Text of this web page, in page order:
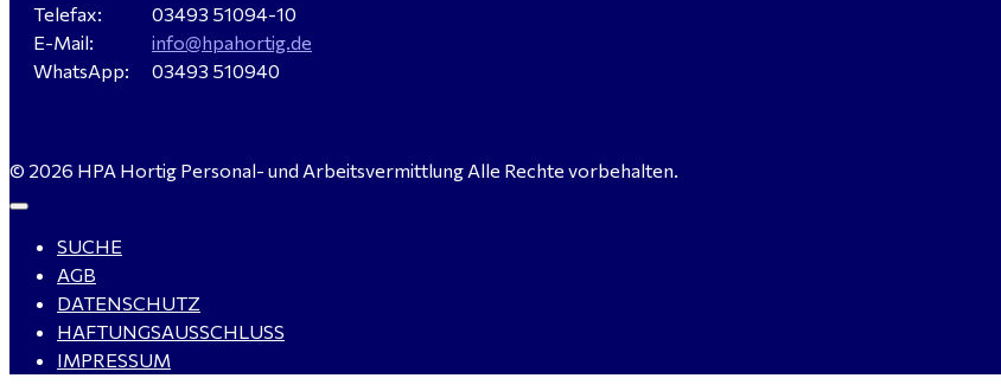
Telefax:
E-Mail:
WhatsApp:
03493 51094-10
info@hpahortig.de
03493 510940
© 2026 HPA Hortig Personal- und Arbeitsvermittlung Alle Rechte vorbehalten.
SUCHE
AGB
DATENSCHUTZ
HAFTUNGSAUSSCHLUSS
IMPRESSUM